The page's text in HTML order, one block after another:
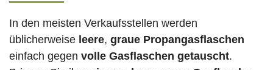
In den meisten Verkaufsstellen werden
üblicherweise leere, graue Propangasflaschen
einfach gegen volle Gasflaschen getauscht.